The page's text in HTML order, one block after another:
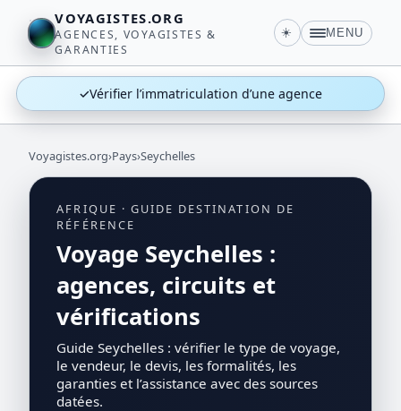
VOYAGISTES.ORG
AGENCES, VOYAGISTES &
GARANTIES
☀️ MENU
✓Vérifier l’immatriculation d’une agence
Voyagistes.org›Pays›Seychelles
AFRIQUE · GUIDE DESTINATION DE
RÉFÉRENCE
Voyage Seychelles :
agences, circuits et
vérifications
Guide Seychelles : vérifier le type de voyage,
le vendeur, le devis, les formalités, les
garanties et l’assistance avec des sources
datées.